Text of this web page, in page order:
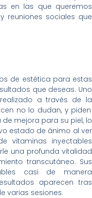
en las que queremos
reuniones sociales que
de estética para estas
que deseas. Uno
a través de la
no lo dudan, y piden
mejora para su piel, lo
estado de ánimo al ver
vitaminas inyectables
una profunda vitalidad
transcutáneo. Sus
casi de manera
aparecen tras
varias sesiones.